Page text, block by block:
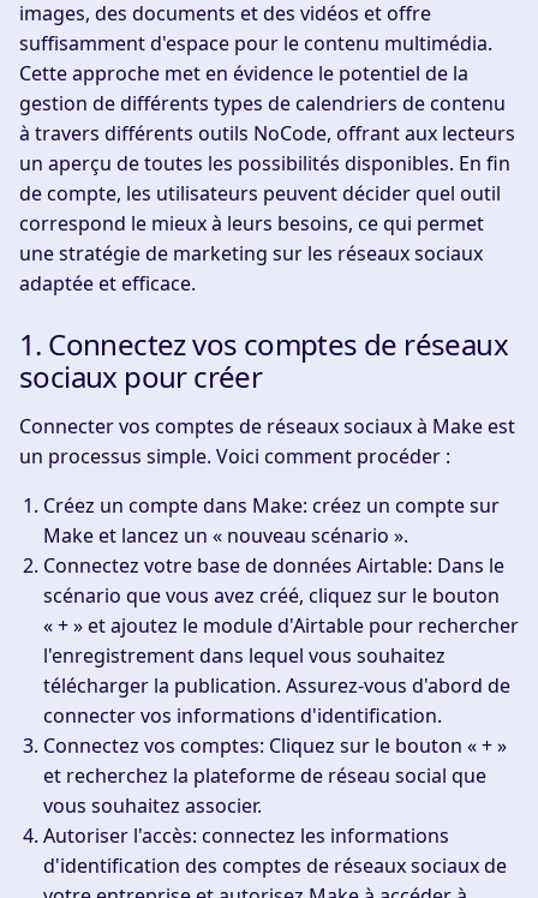
images, des documents et des vidéos et offre
suffisamment d'espace pour le contenu multimédia.
Cette approche met en évidence le potentiel de la
gestion de différents types de calendriers de contenu
à travers différents outils NoCode, offrant aux lecteurs
un aperçu de toutes les possibilités disponibles. En fin
de compte, les utilisateurs peuvent décider quel outil
correspond le mieux à leurs besoins, ce qui permet
une stratégie de marketing sur les réseaux sociaux
adaptée et efficace.
1. Connectez vos comptes de réseaux
sociaux pour créer
Connecter vos comptes de réseaux sociaux à Make est
un processus simple. Voici comment procéder :
Créez un compte dans Make: créez un compte sur
Make et lancez un « nouveau scénario ».
Connectez votre base de données Airtable: Dans le
scénario que vous avez créé, cliquez sur le bouton
« + » et ajoutez le module d'Airtable pour rechercher
l'enregistrement dans lequel vous souhaitez
télécharger la publication. Assurez-vous d'abord de
connecter vos informations d'identification.
Connectez vos comptes: Cliquez sur le bouton « + »
et recherchez la plateforme de réseau social que
vous souhaitez associer.
Autoriser l'accès: connectez les informations
d'identification des comptes de réseaux sociaux de